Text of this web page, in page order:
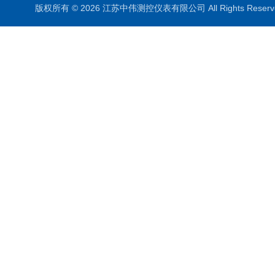
版权所有 © 2026 江苏中伟测控仪表有限公司 All Rights